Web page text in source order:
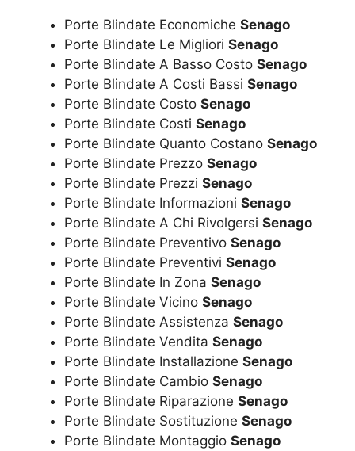
Porte Blindate Economiche Senago
Porte Blindate Le Migliori Senago
Porte Blindate A Basso Costo Senago
Porte Blindate A Costi Bassi Senago
Porte Blindate Costo Senago
Porte Blindate Costi Senago
Porte Blindate Quanto Costano Senago
Porte Blindate Prezzo Senago
Porte Blindate Prezzi Senago
Porte Blindate Informazioni Senago
Porte Blindate A Chi Rivolgersi Senago
Porte Blindate Preventivo Senago
Porte Blindate Preventivi Senago
Porte Blindate In Zona Senago
Porte Blindate Vicino Senago
Porte Blindate Assistenza Senago
Porte Blindate Vendita Senago
Porte Blindate Installazione Senago
Porte Blindate Cambio Senago
Porte Blindate Riparazione Senago
Porte Blindate Sostituzione Senago
Porte Blindate Montaggio Senago